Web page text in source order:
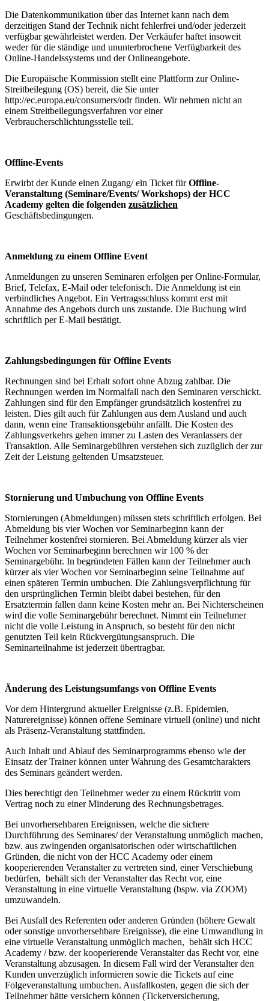
Die Datenkommunikation über das Internet kann nach dem
derzeitigen Stand der Technik nicht fehlerfrei und/oder jederzeit
verfügbar gewährleistet werden. Der Verkäufer haftet insoweit
weder für die ständige und ununterbrochene Verfügbarkeit des
Online-Handelssystems und der Onlineangebote.
Die Europäische Kommission stellt eine Plattform zur Online-
Streitbeilegung (OS) bereit, die Sie unter
http://ec.europa.eu/consumers/odr finden. Wir nehmen nicht an
einem Streitbeilegungsverfahren vor einer
Verbraucherschlichtungsstelle teil.
Offline-Events
Erwirbt der Kunde einen Zugang/ ein Ticket fürOffline-
Veranstaltung (Seminare/Events/ Workshops) der HCC
Academy gelten die folgenden zusätzlichen
Geschäftsbedingungen.
Anmeldung zu einem Offline Event
Anmeldungen zu unseren Seminaren erfolgen per Online-Formular,
Brief, Telefax, E-Mail oder telefonisch. Die Anmeldung ist ein
verbindliches Angebot. Ein Vertragsschluss kommt erst mit
Annahme des Angebots durch uns zustande. Die Buchung wird
schriftlich per E-Mail bestätigt.
Zahlungsbedingungen für Offline Events
Rechnungen sind bei Erhalt sofort ohne Abzug zahlbar. Die
Rechnungen werden im Normalfall nach den Seminaren verschickt.
Zahlungen sind für den Empfänger grundsätzlich kostenfrei zu
leisten. Dies gilt auch für Zahlungen aus dem Ausland und auch
dann, wenn eine Transaktionsgebühr anfällt. Die Kosten des
Zahlungsverkehrs gehen immer zu Lasten des Veranlassers der
Transaktion. Alle Seminargebühren verstehen sich zuzüglich der zur
Zeit der Leistung geltenden Umsatzsteuer.
Stornierung und Umbuchung von Offline Events
Stornierungen (Abmeldungen) müssen stets schriftlich erfolgen. Bei
Abmeldung bis vier Wochen vor Seminarbeginn kann der
Teilnehmer kostenfrei stornieren. Bei Abmeldung kürzer als vier
Wochen vor Seminarbeginn berechnen wir 100 % der
Seminargebühr. In begründeten Fällen kann der Teilnehmer auch
kürzer als vier Wochen vor Seminarbeginn seine Teilnahme auf
einen späteren Termin umbuchen. Die Zahlungsverpflichtung für
den ursprünglichen Termin bleibt dabei bestehen, für den
Ersatztermin fallen dann keine Kosten mehr an. Bei Nichterscheinen
wird die volle Seminargebühr berechnet. Nimmt ein Teilnehmer
nicht die volle Leistung in Anspruch, so besteht für den nicht
genutzten Teil kein Rückvergütungsanspruch. Die
Seminarteilnahme ist jederzeit übertragbar.
Änderung des Leistungsumfangs von Offline Events
Vor dem Hintergrund aktueller Ereignisse (z.B. Epidemien,
Naturereignisse) können offene Seminare virtuell (online) und nicht
als Präsenz-Veranstaltung stattfinden.
Auch Inhalt und Ablauf des Seminarprogramms ebenso wie der
Einsatz der Trainer können unter Wahrung des Gesamtcharakters
des Seminars geändert werden.
Dies berechtigt den Teilnehmer weder zu einem Rücktritt vom
Vertrag noch zu einer Minderung des Rechnungsbetrages.
Bei unvorhersehbaren Ereignissen, welche die sichere
Durchführung des Seminares/ der Veranstaltung unmöglich machen,
bzw. aus zwingenden organisatorischen oder wirtschaftlichen
Gründen, die nicht von der HCC Academy oder einem
kooperierenden Veranstalter zu vertreten sind, einer Verschiebung
bedürfen, behält sich der Veranstalter das Recht vor, eine
Veranstaltung in eine virtuelle Veranstaltung (bspw. via ZOOM)
umzuwandeln.
Bei Ausfall des Referenten oder anderen Gründen (höhere Gewalt
oder sonstige unvorhersehbare Ereignisse), die eine Umwandlung in
eine virtuelle Veranstaltung unmöglich machen, behält sich HCC
Academy / bzw. der kooperierende Veranstalter das Recht vor, eine
Veranstaltung abzusagen. In diesem Fall wird der Veranstalter den
Kunden unverzüglich informieren sowie die Tickets auf eine
Folgeveranstaltung umbuchen. Ausfallkosten, gegen die sich der
Teilnehmer hätte versichern können (Ticketversicherung,